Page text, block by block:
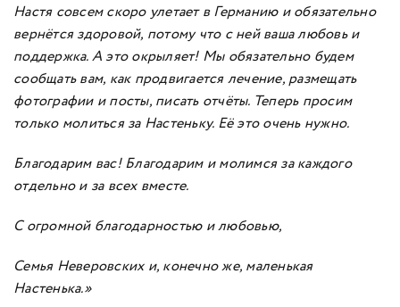
Настя совсем скоро улетает в Германию и обязательно
вернётся здоровой, потому что с ней ваша любовь и
поддержка. А это окрыляет! Мы обязательно будем
сообщать вам, как продвигается лечение, размещать
фотографии и посты, писать отчёты. Теперь просим
только молиться за Настеньку. Её это очень нужно.
Благодарим вас! Благодарим и молимся за каждого
отдельно и за всех вместе.
С огромной благодарностью и любовью,
Семья Неверовских и, конечно же, маленькая
Настенька.»